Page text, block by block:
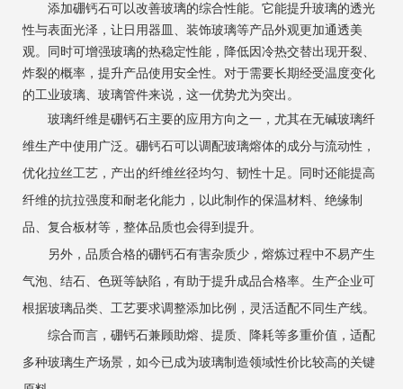
添加硼钙石可以改善玻璃的综合性能。它能提升玻璃的透光
性与表面光泽，让日用器皿、装饰玻璃等产品外观更加通透美
观。同时可增强玻璃的热稳定性能，降低因冷热交替出现开裂、
炸裂的概率，提升产品使用安全性。对于需要长期经受温度变化
的工业玻璃、玻璃管件来说，这一优势尤为突出。
玻璃纤维是硼钙石主要的应用方向之一，尤其在无碱玻璃纤
维生产中使用广泛。硼钙石可以调配玻璃熔体的成分与流动性，
优化拉丝工艺，产出的纤维丝径均匀、韧性十足。同时还能提高
纤维的抗拉强度和耐老化能力，以此制作的保温材料、绝缘制
品、复合板材等，整体品质也会得到提升。
另外，品质合格的硼钙石有害杂质少，熔炼过程中不易产生
气泡、结石、色斑等缺陷，有助于提升成品合格率。生产企业可
根据玻璃品类、工艺要求调整添加比例，灵活适配不同生产线。
综合而言，硼钙石兼顾助熔、提质、降耗等多重价值，适配
多种玻璃生产场景，如今已成为玻璃制造领域性价比较高的关键